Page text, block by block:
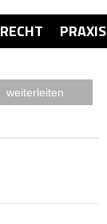
RECHT PRAXIS
weiterleiten